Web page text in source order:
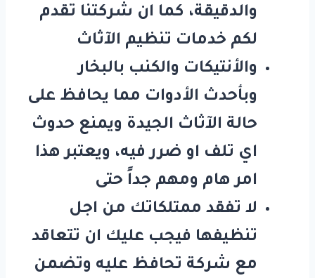
والدقيقة، كما ان شركتنا تقدم
لكم خدمات تنظيم الآثاث
والأنتيكات والكنب بالبخار
وبأحدث الأدوات مما يحافظ على
حالة الآثاث الجيدة ويمنع حدوث
اي تلف او ضرر فيه، ويعتبر هذا
امر هام ومهم جداً حتى
لا تفقد ممتلكاتك من اجل
تنظيفها فيجب عليك ان تتعاقد
مع شركة تحافظ عليه وتضمن